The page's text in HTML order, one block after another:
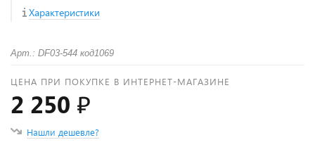
Характеристики
Арт.: DF03-544 код1069
ЦЕНА ПРИ ПОКУПКЕ В ИНТЕРНЕТ-МАГАЗИНЕ
2 250 ₽
Нашли дешевле?